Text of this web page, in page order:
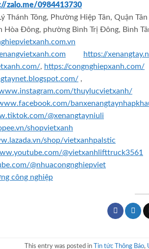
zalo.me/0984413730
Thánh Tông, Phường Hiệp Tân, Quận
Hòa Đông, phường Bình Trị Đông, Bình
https://
, https://congnghiepxanh.com/
,
thuylucvietxanh/
@xenangtayniuli
shopvietxanh
shop/vietxanhpalstic
@vietxanhlifttruck3561
@nhuacongnghiepviet
công nghiệp
This entry was posted in Tin tức Thông Báo,